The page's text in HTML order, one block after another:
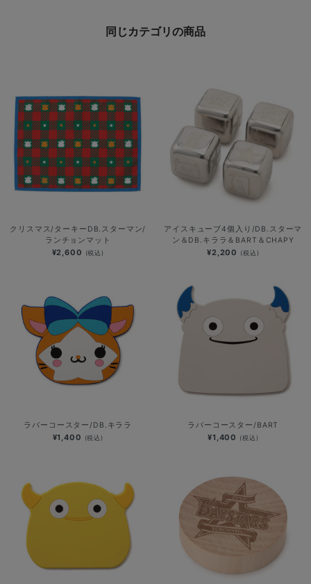
同じカテゴリの商品
クリスマス/ターキーDB.スターマン/
ランチョンマット
¥2,600 (税込)
アイスキューブ4個入り/DB.スターマ
ン＆DB.キララ＆BART＆CHAPY
¥2,200 (税込)
ラバーコースター/DB.キララ
¥1,400 (税込)
ラバーコースター/BART
¥1,400 (税込)